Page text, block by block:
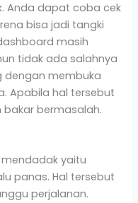
Anda dapat coba cek
bisa jadi tangki
masih
tidak ada salahnya
dengan membuka
Apabila hal tersebut
bakar bermasalah.
yaitu
panas. Hal tersebut
perjalanan.